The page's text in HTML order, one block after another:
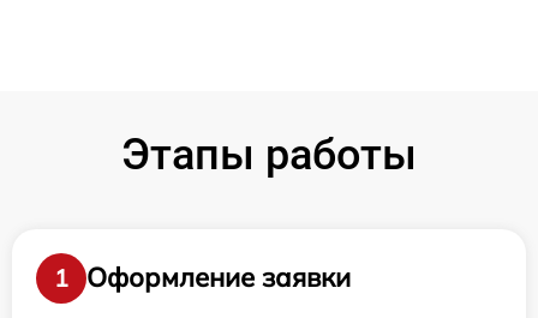
Этапы работы
1
Оформление заявки